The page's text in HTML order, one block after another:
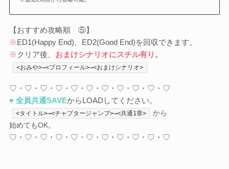
【おすすめ攻略順 ⑤】
※ED1(Happy End)、ED2(Good End)を回収できます。
※ クリア後、 おまけシナリオにスチル有り。
<おみや>→<プロフィール>→<おまけシナリオ>
♡・♡・♡・♡・♡・♡・♡・♡・♡・♡・♡
♥ 全員共通SAVEからLOADしてください。
<タイトル>→<チャプタージャンプ>→<共通1章>
から
始めてもOK。
♡・♡・♡・♡・♡・♡・♡・♡・♡・♡・♡